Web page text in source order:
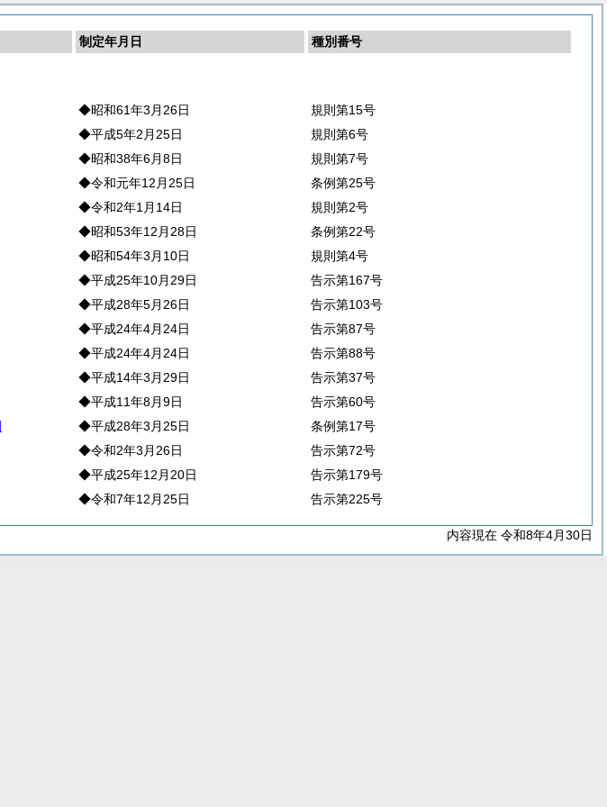
制定年月日
種別番号
◆昭和61年3月26日
規則第15号
◆平成5年2月25日
規則第6号
◆昭和38年6月8日
規則第7号
◆令和元年12月25日
条例第25号
◆令和2年1月14日
規則第2号
◆昭和53年12月28日
条例第22号
◆昭和54年3月10日
規則第4号
◆平成25年10月29日
告示第167号
◆平成28年5月26日
告示第103号
◆平成24年4月24日
告示第87号
◆平成24年4月24日
告示第88号
◆平成14年3月29日
告示第37号
◆平成11年8月9日
告示第60号
◆平成28年3月25日
条例第17号
◆令和2年3月26日
告示第72号
◆平成25年12月20日
告示第179号
◆令和7年12月25日 告示第225号
内容現在 令和8年4月30日